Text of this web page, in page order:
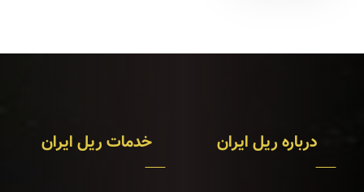
درباره ریل ایران خدمات ریل ایران